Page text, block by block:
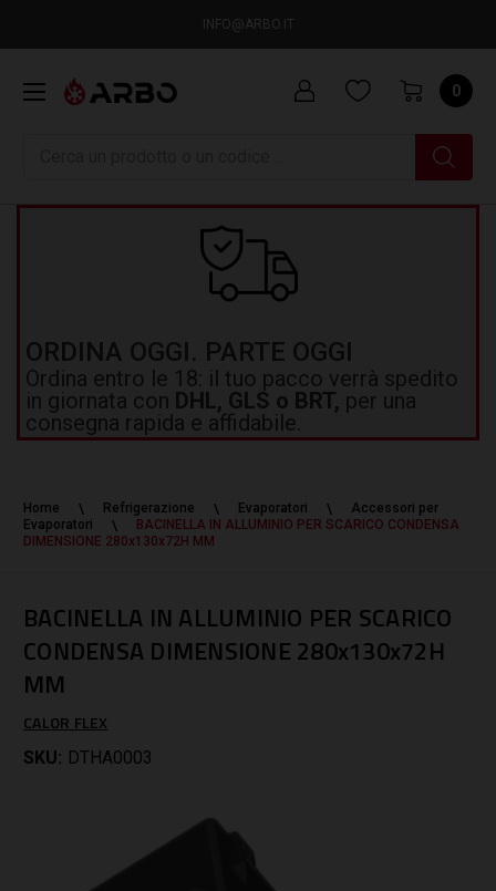
INFO@ARBO.IT
0
ORDINA OGGI. PARTE OGGI
Ordina entro le 18: il tuo pacco verrà spedito
in giornata con DHL, GLS o BRT, per una
consegna rapida e affidabile.
Home Refrigerazione Evaporatori
Accessori per
Evaporatori
BACINELLA IN ALLUMINIO PER SCARICO CONDENSA
DIMENSIONE 280x130x72H MM
BACINELLA IN ALLUMINIO PER SCARICO
CONDENSA DIMENSIONE 280x130x72H
MM
CALOR FLEX
SKU: DTHA0003